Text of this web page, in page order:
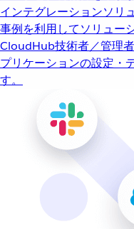
インテグレーションソリ
事例を利用してソリュー
CloudHub技術者／管理
プリケーションの設定・
す。